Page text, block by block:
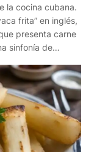
la cocina cubana.
frita” en inglés,
presenta carne
sinfonía de…